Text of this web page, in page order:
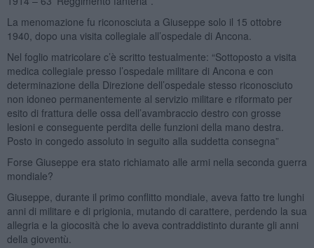
La menomazione fu riconosciuta a Giuseppe solo il 15 ottobre
1940, dopo una visita collegiale all’ospedale di Ancona.
Nel foglio matricolare c’è scritto testualmente: “Sottoposto a visita
medica collegiale presso l’ospedale militare di Ancona e con
determinazione della Direzione dell’ospedale stesso riconosciuto
non idoneo permanentemente al servizio militare e riformato per
esito di frattura delle ossa dell’avambraccio destro con grosse
lesioni e conseguente perdita delle funzioni della mano destra.
Posto in congedo assoluto in seguito alla suddetta consegna”
Forse Giuseppe era stato richiamato alle armi nella seconda guerra
mondiale?
Giuseppe, durante il primo conflitto mondiale, aveva fatto tre lunghi
anni di militare e di prigionia, mutando di carattere, perdendo la sua
allegria e la giocosità che lo aveva contraddistinto durante gli anni
della gioventù.